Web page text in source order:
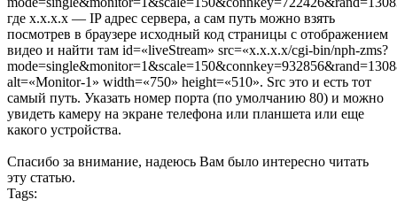
где x.x.x.x — IP адрес сервера, а сам путь можно взять
посмотрев в браузере исходный код страницы с отображением
видео и найти там id=«liveStream» src=«x.x.x.x/cgi-bin/nph-zms?
alt=«Monitor-1» width=«750» height=«510». Src это и есть тот
самый путь. Указать номер порта (по умолчанию 80) и можно
увидеть камеру на экране телефона или планшета или еще
какого устройства.
Спасибо за внимание, надеюсь Вам было интересно читать
эту статью.
Tags: